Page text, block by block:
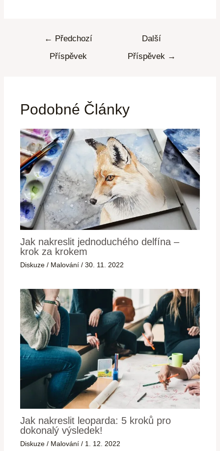
← Předchozí
Příspěvek
Další
Příspěvek →
Podobné Články
Jak nakreslit jednoduchého delfína –
krok za krokem
Diskuze / Malování /30. 11. 2022
Jak nakreslit leoparda: 5 kroků pro
dokonalý výsledek!
Diskuze / Malování / 1. 12. 2022